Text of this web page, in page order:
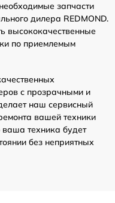
запчасти
дилера REDMOND.
высококачественные
по приемлемым
с прозрачными и
наш сервисный
вашей техники
ваша техника будет
без неприятных